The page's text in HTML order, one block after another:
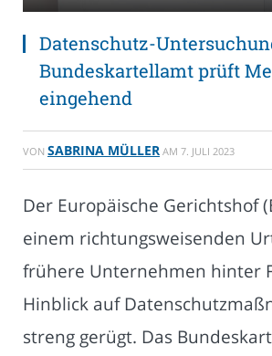
Datenschutz-
Bundeskartellamt prüft
eingehend
VON SABRINA MÜLLER AM 7. JULI 2023
Der Europäische Gerichtshof
einem richtungsweisenden
frühere Unternehmen hinter
Hinblick auf
streng gerügt. Das